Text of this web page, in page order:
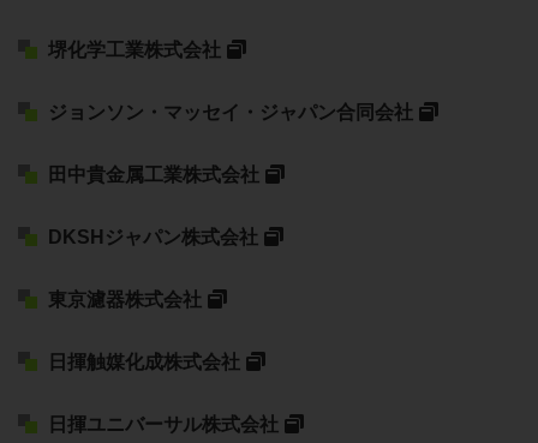
堺化学工業株式会社
ジョンソン・マッセイ・ジャパン合同会社
田中貴金属工業株式会社
DKSHジャパン株式会社
東京濾器株式会社
日揮触媒化成株式会社
日揮ユニバーサル株式会社